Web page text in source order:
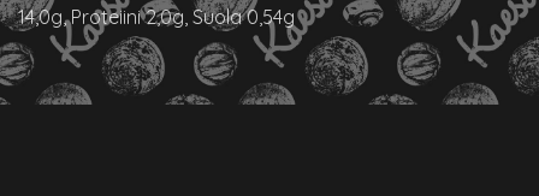
14,0g, Proteiini 2,0g, Suola 0,54g